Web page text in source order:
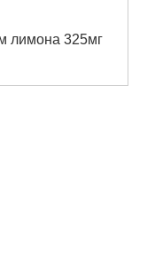
лимона 325мг